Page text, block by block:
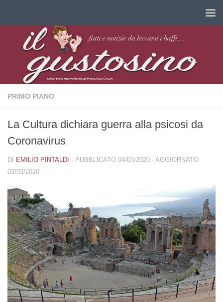
PRIMO PIANO
La Cultura dichiara guerra alla psicosi da
Coronavirus
DI EMILIO PINTALDI · PUBBLICATO 04/03/2020 · AGGIORNATO
03/03/2020